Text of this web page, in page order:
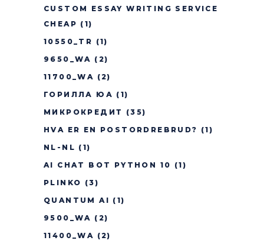
CUSTOM ESSAY WRITING SERVICE
CHEAP (1)
10550_TR (1)
9650_WA (2)
11700_WA (2)
ГОРИЛЛА ЮА (1)
МИКРОКРЕДИТ
(35)
HVA ER EN POSTORDREBRUD? (1)
NL-NL (1)
AI CHAT BOT PYTHON 10 (1)
PLINKO (3)
QUANTUM AI (1)
9500_WA (2)
11400_WA (2)